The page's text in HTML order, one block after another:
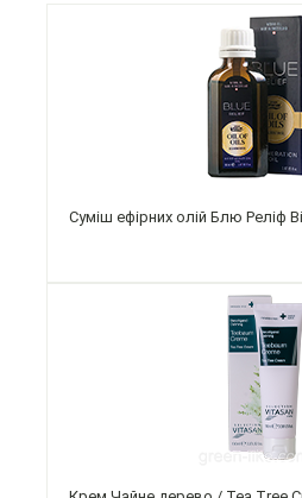
Суміш ефірних олій Блю Реліф